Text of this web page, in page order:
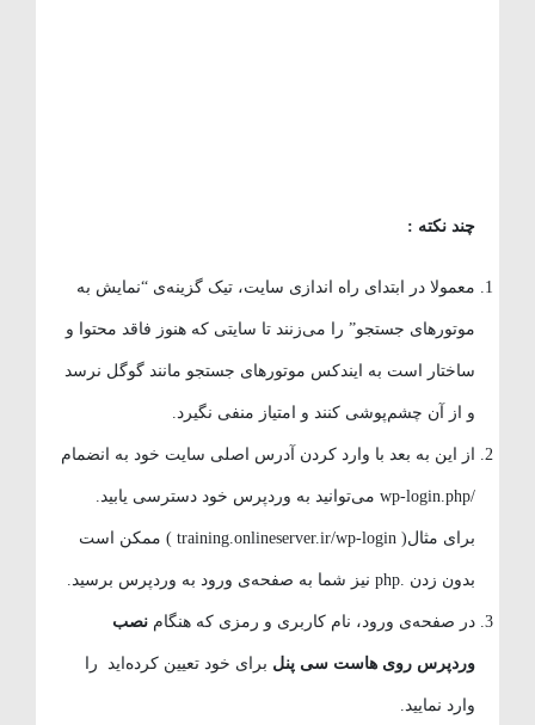
چند نکته :
معمولا در ابتدای راه اندازی سایت، تیک گزینه‌ی “نمایش به
موتورهای جستجو” را می‌زنند تا سایتی که هنوز فاقد محتوا و
ساختار است به ایندکس موتورهای جستجو مانند گوگل نرسد
و از آن چشم‌پوشی کنند و امتیاز منفی نگیرد.
از این به بعد با وارد کردن آدرس اصلی سایت خود به انضمام
/wp-login.php می‌توانید به وردپرس خود دسترسی یابید.
برای مثال( training.onlineserver.ir/wp-login ) ممکن است
بدون زدن .php نیز شما به صفحه‌ی ورود به وردپرس برسید.
در صفحه‌ی ورود، نام کاربری و رمزی که هنگامنصب
وردپرس روی هاست سی پنلبرای خود تعیین کرده‌اید را
وارد نمایید.